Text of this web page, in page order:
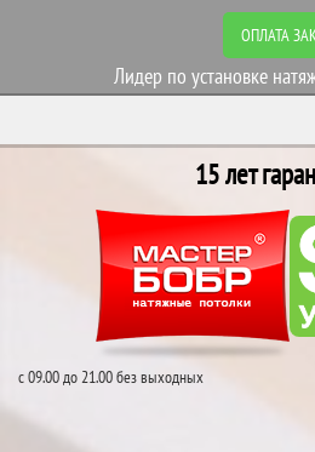
ОПЛАТА
Лидер по установке
15 лет
с 09.00 до 21.00 без выходных